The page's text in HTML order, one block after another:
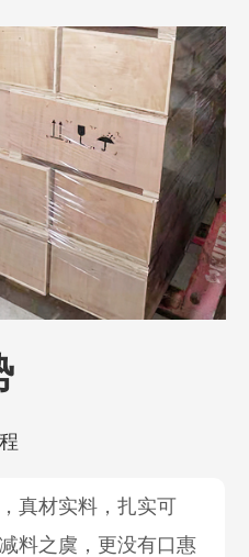
真材实料，扎实可
料之虞，更没有口惠